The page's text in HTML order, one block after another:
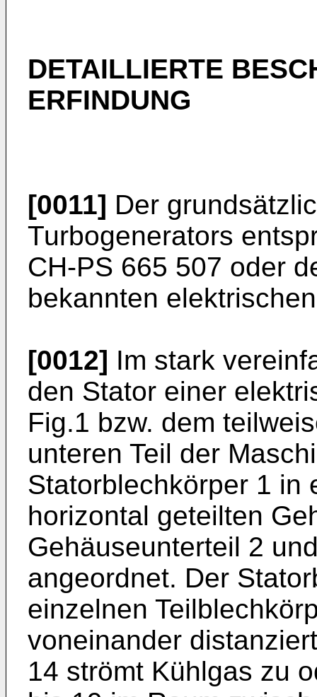
DETAILLIERTE
ERFINDUNG
[0011] Der
Turbogenerators
CH-PS 665 507 oder
bekannten
[0012] Im stark
den Stator einer
Fig.1 bzw. dem
unteren Teil der
Statorblechkörper 1 in
horizontal geteilten
Gehäuseunterteil 2
angeordnet. Der
einzelnen
voneinander
14 strömt Kühlgas zu